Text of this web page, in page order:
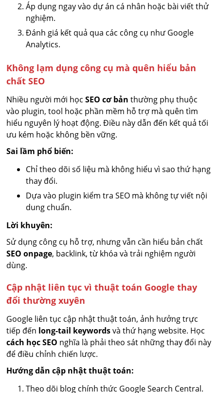
Áp dụng ngay vào dự án cá nhân hoặc bài viết thử
nghiệm.
Đánh giá kết quả qua các công cụ như Google
Analytics.
Không lạm dụng công cụ mà quên hiểu bản
chất SEO
Nhiều người mới họcSEO cơ bản thường phụ thuộc
vào plugin, tool hoặc phần mềm hỗ trợ mà quên tìm
hiểu nguyên lý hoạt động. Điều này dẫn đến kết quả tối
ưu kém hoặc không bền vững.
Sai lầm phổ biến:
Chỉ theo dõi số liệu mà không hiểu vì sao thứ hạng
thay đổi.
Dựa vào plugin kiểm tra SEO mà không tự viết nội
dung chuẩn.
Lời khuyên:
Sử dụng công cụ hỗ trợ, nhưng vẫn cần hiểu bản chất
SEO onpage, backlink, từ khóa và trải nghiệm người
dùng.
Cập nhật liên tục vì thuật toán Google thay
đổi thường xuyên
Google liên tục cập nhật thuật toán, ảnh hưởng trực
tiếp đến long-tail keywordsvà thứ hạng website. Học
cách học SEO nghĩa là phải theo sát những thay đổi này
để điều chỉnh chiến lược.
Hướng dẫn cập nhật thuật toán:
Theo dõi blog chính thức Google Search Central.